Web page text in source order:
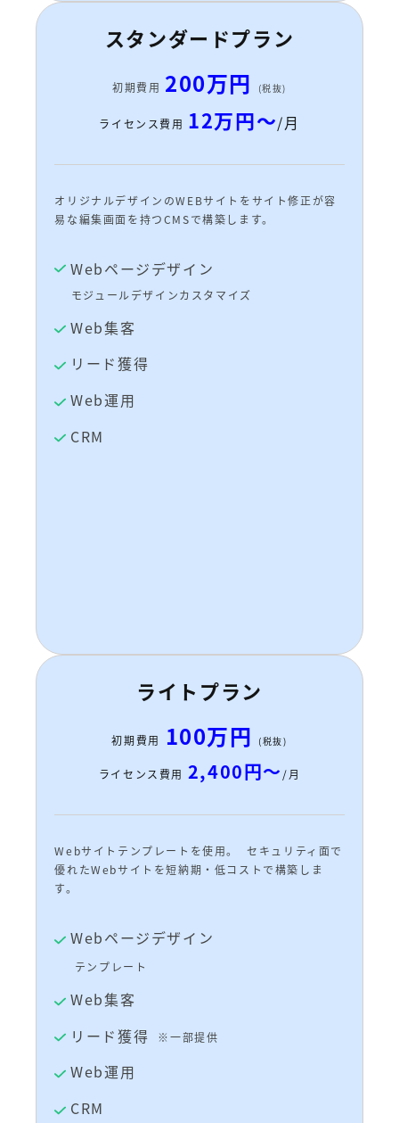
スタンダードプラン
初期費用 200万円 (税抜)
ライセンス費用 12万円～/月
オリジナルデザインのWEBサイトをサイト修正が容
易な編集画面を持つCMSで構築します。
Webページデザイン
モジュールデザインカスタマイズ
Web集客
リード獲得
Web運用
CRM
ライトプラン
初期費用 100万円 (税抜)
ライセンス費用 2,400円～/月
Webサイトテンプレートを使用。 セキュリティ面で
優れたWebサイトを短納期・低コストで構築しま
す。
Webページデザイン
テンプレート
Web集客
リード獲得
※一部提供
Web運用
CRM